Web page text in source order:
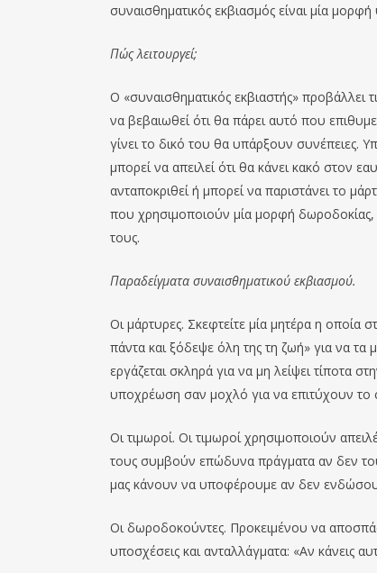
συναισθηματικός εκβιασμός είναι μία
Πώς λειτουργεί;
Ο «συναισθηματικός εκβιαστής» προβάλλει
να βεβαιωθεί ότι θα πάρει αυτό που
γίνει το δικό του θα υπάρξουν συνέπειες.
μπορεί να απειλεί ότι θα κάνει κακό στον
ανταποκριθεί ή μπορεί να παριστάνει το
που χρησιμοποιούν μία μορφή
τους.
Παραδείγματα συναισθηματικού εκβιασμού.
Οι μάρτυρες. Σκεφτείτε μία μητέρα η οποία
πάντα και ξόδεψε όλη της τη ζωή» για να
εργάζεται σκληρά για να μη λείψει τίποτα
υποχρέωση σαν μοχλό για να επιτύχουν το
Οι τιμωροί. Οι τιμωροί χρησιμοποιούν
τους συμβούν επώδυνα πράγματα αν δεν
μας κάνουν να υποφέρουμε αν δεν
Οι δωροδοκούντες. Προκειμένου να
υποσχέσεις και ανταλλάγματα: «Αν κάνεις